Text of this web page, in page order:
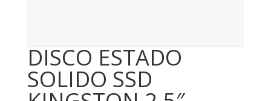
DISCO ESTADO
SOLIDO SSD